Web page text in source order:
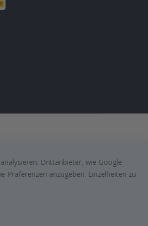
Drittanbieter, wie Google-
Präferenzen anzugeben. Einzelheiten zu